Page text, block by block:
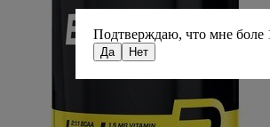
Подтверждаю, что мне боле
Да Нет